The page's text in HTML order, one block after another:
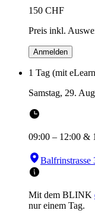
150 CHF
Preis inkl.
Anmelden
1 Tag (mit
Samstag, 29.
09:00 – 12:00 &
Balfrinstrasse
Mit dem BLINK
nur einem Tag.